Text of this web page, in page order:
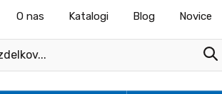
O nas Katalogi Blog Novice